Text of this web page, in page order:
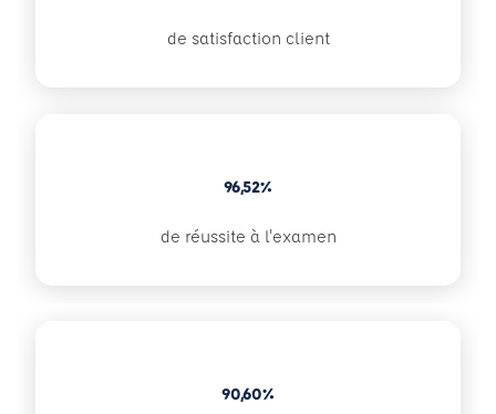
de satisfaction client
96,52%
de réussite à l'examen
90,60%